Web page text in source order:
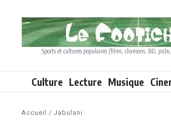
Sports et cultures populaires (films, chansons, BD,
Culture Lecture Musique
Accueil / Jabulani